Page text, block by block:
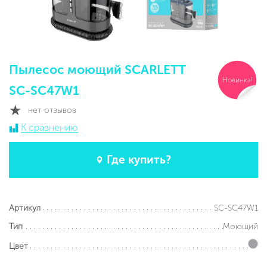
Пылесос моющий SCARLETT
SC-SC47W1
нет отзывов
К сравнению
Где купить?
Новинка!
Артикул
SC-SC47W1
Тип
Моющий
Цвет